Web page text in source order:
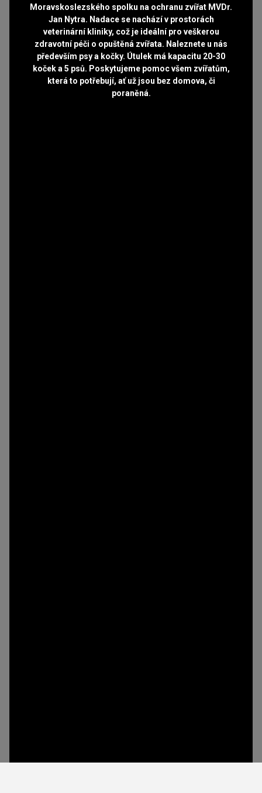
Moravskoslezského spolku na ochranu zvířat MVDr.
Jan Nytra. Nadace se nachází v prostorách
veterinární kliniky, což je ideální pro veškerou
zdravotní péči o opuštěná zvířata. Naleznete u nás
především psy a kočky. Útulek má kapacitu 20-30
koček a 5 psů. Poskytujeme pomoc všem zvířatům,
která to potřebují, ať už jsou bez domova, či
poraněná.